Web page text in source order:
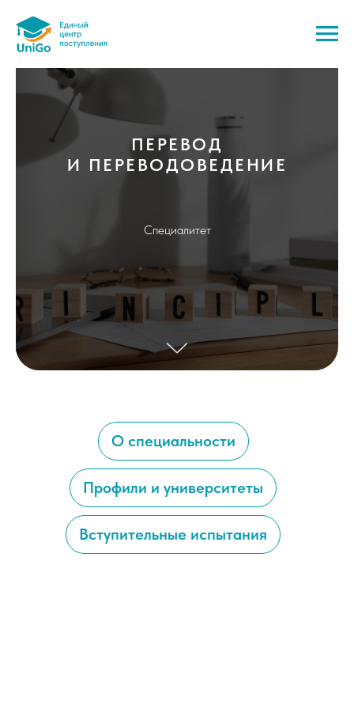
ПЕРЕВОД
И ПЕРЕВОДОВЕДЕНИЕ
Специалитет
О специальности
Профили и университеты
Вступительные испытания